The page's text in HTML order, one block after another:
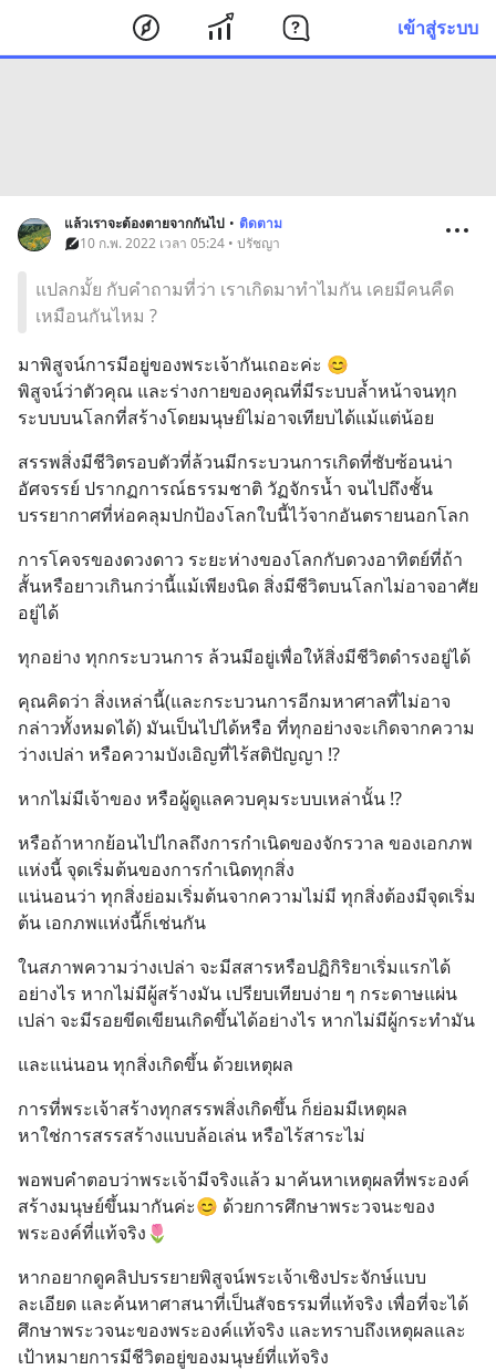
เข้าสู่ระบบ
แล้วเราจะต้องตายจากกันไป • ติดตาม
10 ก.พ. 2022 เวลา 05:24 • ปรัชญา
แปลกมั้ย กับคำถามที่ว่า เราเกิดมาทำไมกัน เคยมีคนคืด
เหมือนกันไหม ?
มาพิสูจน์การมีอยู่ของพระเจ้ากันเถอะค่ะ 😊
พิสูจน์ว่าตัวคุณ และร่างกายของคุณที่มีระบบล้ำหน้าจนทุก
ระบบบนโลกที่สร้างโดยมนุษย์ไม่อาจเทียบได้แม้แต่น้อย
สรรพสิ่งมีชีวิตรอบตัวที่ล้วนมีกระบวนการเกิดที่ซับซ้อนน่า
อัศจรรย์ ปรากฏการณ์ธรรมชาติ วัฏจักรน้ำ จนไปถึงชั้น
บรรยากาศที่ห่อคลุมปกป้องโลกใบนี้ไว้จากอันตรายนอกโลก
การโคจรของดวงดาว ระยะห่างของโลกกับดวงอาทิตย์ที่ถ้า
สั้นหรือยาวเกินกว่านี้แม้เพียงนิด สิ่งมีชีวิตบนโลกไม่อาจอาศัย
อยู่ได้
ทุกอย่าง ทุกกระบวนการ ล้วนมีอยู่เพื่อให้สิ่งมีชีวิตดำรงอยู่ได้
คุณคิดว่า สิ่งเหล่านี้(และกระบวนการอีกมหาศาลที่ไม่อาจ
กล่าวทั้งหมดได้) มันเป็นไปได้หรือ ที่ทุกอย่างจะเกิดจากความ
ว่างเปล่า หรือความบังเอิญที่ไร้สติปัญญา !?
หากไม่มีเจ้าของ หรือผู้ดูแลควบคุมระบบเหล่านั้น !?
หรือถ้าหากย้อนไปไกลถึงการกำเนิดของจักรวาล ของเอกภพ
แห่งนี้ จุดเริ่มต้นของการกำเนิดทุกสิ่ง
แน่นอนว่า ทุกสิ่งย่อมเริ่มต้นจากความไม่มี ทุกสิ่งต้องมีจุดเริ่ม
ต้น เอกภพแห่งนี้ก็เช่นกัน
ในสภาพความว่างเปล่า จะมีสสารหรือปฏิกิริยาเริ่มแรกได้
อย่างไร หากไม่มีผู้สร้างมัน เปรียบเทียบง่าย ๆ กระดาษแผ่น
เปล่า จะมีรอยขีดเขียนเกิดขึ้นได้อย่างไร หากไม่มีผู้กระทำมัน
และแน่นอน ทุกสิ่งเกิดขึ้น ด้วยเหตุผล
การที่พระเจ้าสร้างทุกสรรพสิ่งเกิดขึ้น ก็ย่อมมีเหตุผล
หาใช่การสรรสร้างแบบล้อเล่น หรือไร้สาระไม่
พอพบคำตอบว่าพระเจ้ามีจริงแล้ว มาค้นหาเหตุผลที่พระองค์
สร้างมนุษย์ขึ้นมากันค่ะ😊 ด้วยการศึกษาพระวจนะของ
พระองค์ที่แท้จริง🌷
หากอยากดูคลิปบรรยายพิสูจน์พระเจ้าเชิงประจักษ์แบบ
ละเอียด และค้นหาศาสนาที่เป็นสัจธรรมที่แท้จริง เพื่อที่จะได้
ศึกษาพระวจนะของพระองค์แท้จริง และทราบถึงเหตุผลและ
เป้าหมายการมีชีวิตอยู่ของมนุษย์ที่แท้จริง